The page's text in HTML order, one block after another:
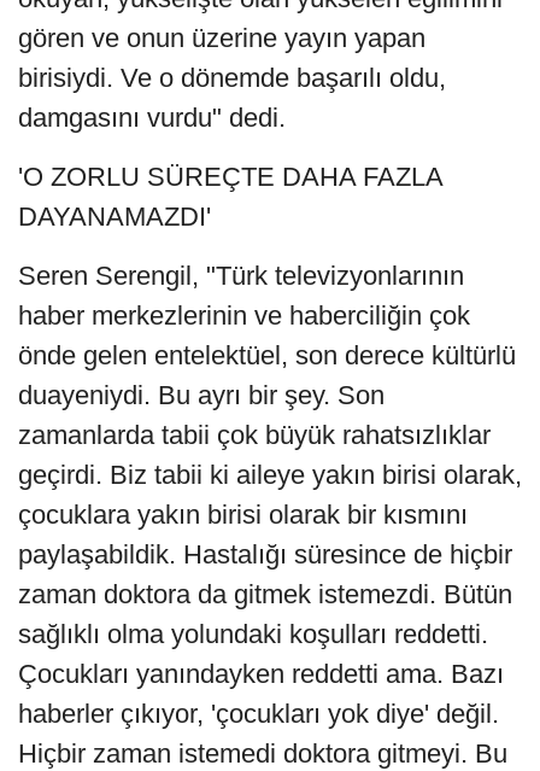
gören ve onun üzerine yayın yapan
birisiydi. Ve o dönemde başarılı oldu,
damgasını vurdu" dedi.
'O ZORLU SÜREÇTE DAHA FAZLA
DAYANAMAZDI'
Seren Serengil, "Türk televizyonlarının
haber merkezlerinin ve haberciliğin çok
önde gelen entelektüel, son derece kültürlü
duayeniydi. Bu ayrı bir şey. Son
zamanlarda tabii çok büyük rahatsızlıklar
geçirdi. Biz tabii ki aileye yakın birisi olarak,
çocuklara yakın birisi olarak bir kısmını
paylaşabildik. Hastalığı süresince de hiçbir
zaman doktora da gitmek istemezdi. Bütün
sağlıklı olma yolundaki koşulları reddetti.
Çocukları yanındayken reddetti ama. Bazı
haberler çıkıyor, 'çocukları yok diye' değil.
Hiçbir zaman istemedi doktora gitmeyi. Bu